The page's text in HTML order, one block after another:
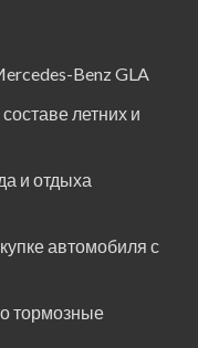
Benz GLA
летних и
и отдыха
автомобиля с
тормозные